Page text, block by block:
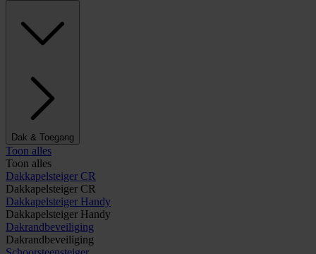
Dak & Toegang
Toon alles
Toon alles
Dakkapelsteiger CR
Dakkapelsteiger CR
Dakkapelsteiger Handy
Dakkapelsteiger Handy
Dakrandbeveiliging
Dakrandbeveiliging